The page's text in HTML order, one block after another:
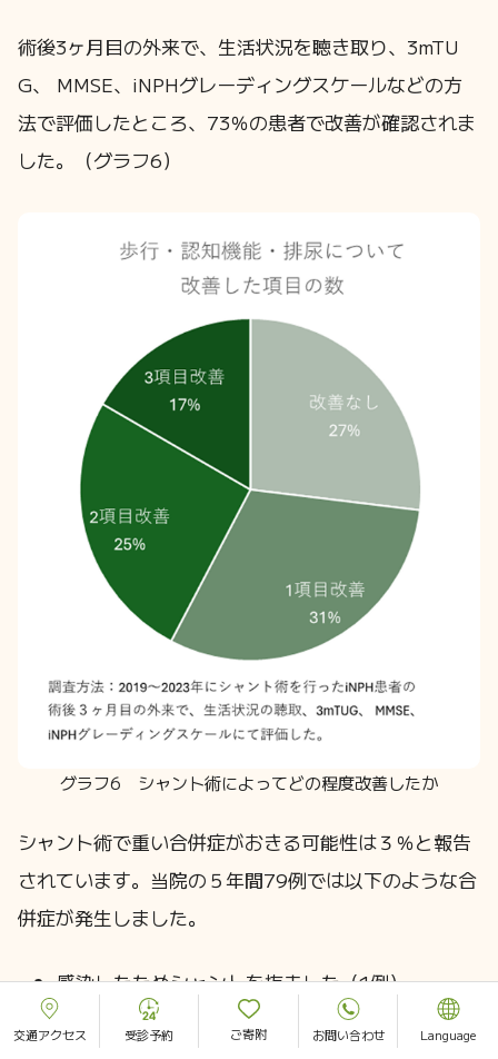
術後3ヶ月目の外来で、生活状況を聴き取り、3mTU
G、 MMSE、iNPHグレーディングスケールなどの方
法で評価したところ、73％の患者で改善が確認されま
した。（グラフ6）
グラフ6 シャント術によってどの程度改善したか
シャント術で重い合併症がおきる可能性は３％と報告
されています。当院の５年間79例では以下のような合
併症が発生しました。
感染したためシャントを抜去した（1例）
シャントが閉塞した（1例）
交通アクセス 受診予約 ご寄附 お問い合わせ Language